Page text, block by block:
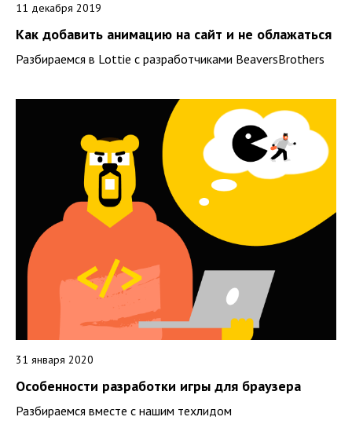
11 декабря 2019
Как добавить анимацию на сайт и не облажаться
Разбираемся в Lottie с разработчиками BeaversBrothers
31 января 2020
Особенности разработки игры для браузера
Разбираемся вместе с нашим техлидом